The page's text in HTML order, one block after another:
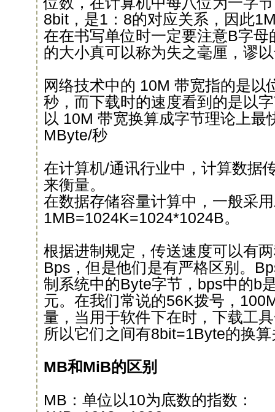
8bit，是1：8的对应关系，因此
在在书写单位时一定要注意B字
的大小真可以称为失之毫厘，谬
网络技术中的 10M 带宽指的是以
秒，而下载时的速度看到的是以
以 10M 带宽换算成字节理论上最
MByte/秒
在计算机/通讯行业中，计算数据
来衡量。
在数据存储容量计算中，一般采
1MB=1024K=1024*1024B。
根据进制规定，传送速度可以有
Bps，但是他们是有严格区别。
制系统中的Byte字节，bps中的b
元。在我们常说的56K拨号，
量，当用于软件下在时，下载工
所以它们之间有8bit=1Byte的换
MB和MiB的区别
MB：单位以10为底数的指数：